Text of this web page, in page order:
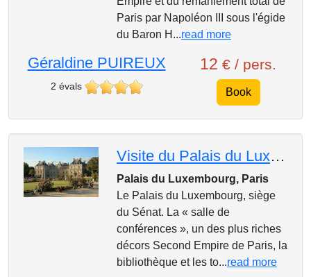
Paris par Napoléon III sous l'égide
du Baron H...read more
Géraldine PUIREUX
2 évals
12 € / pers.
Book
Visite du Palais du Luxembourg
Palais du Luxembourg, Paris
Le Palais du Luxembourg, siège
du Sénat. La « salle de
conférences », un des plus riches
décors Second Empire de Paris, la
bibliothèque et les to...read more